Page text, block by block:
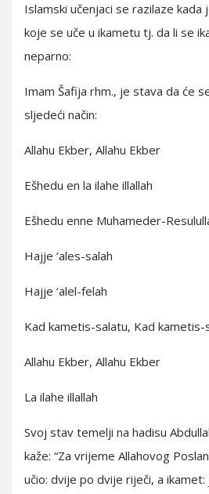
Islamski učenjaci se razilaze
koje se uče u ikametu tj. da li se
neparno:
Imam Šafija rhm., je stava da će
sljedeći način:
Allahu Ekber, Allahu Ekber
Ešhedu en la ilahe illallah
Ešhedu enne Muhameder-
Hajje ‘ales-salah
Hajje ‘alel-felah
Kad kametis-salatu, Kad kametis-
Allahu Ekber, Allahu Ekber
La ilahe illallah
Svoj stav temelji na hadisu
kaže: “Za vrijeme Allahovog
učio: dvije po dvije riječi, a